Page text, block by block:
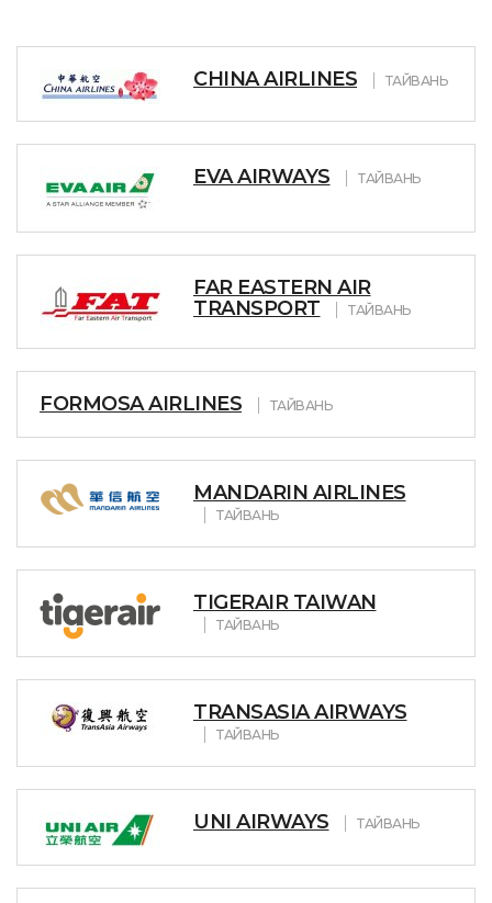
CHINA AIRLINES ТАЙВАНЬ
EVA AIRWAYS ТАЙВАНЬ
FAR EASTERN AIR
TRANSPORT
ТАЙВАНЬ
FORMOSA AIRLINES ТАЙВАНЬ
MANDARIN AIRLINES
ТАЙВАНЬ
TIGERAIR TAIWAN
ТАЙВАНЬ
TRANSASIA AIRWAYS
ТАЙВАНЬ
UNI AIRWAYS ТАЙВАНЬ